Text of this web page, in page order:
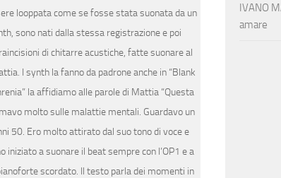
looppata come se fosse stata suonata da un
sono nati dalla stessa registrazione e poi
di chitarre acustiche, fatte suonare al
I synth la fanno da padrone anche in “Blank
la affidiamo alle parole di Mattia “Questa
molto sulle malattie mentali. Guardavo un
50. Ero molto attirato dal suo tono di voce e
a suonare il beat sempre con l’OP1 e a
scordato. Il testo parla dei momenti in
IVANO
amare